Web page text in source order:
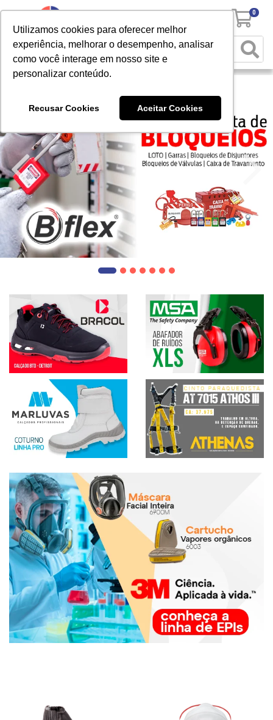
Utilizamos cookies para oferecer melhor
experiência, melhorar o desempenho, analisar
como você interage em nosso site e
personalizar conteúdo.
Recusar Cookies Aceitar Cookies
0